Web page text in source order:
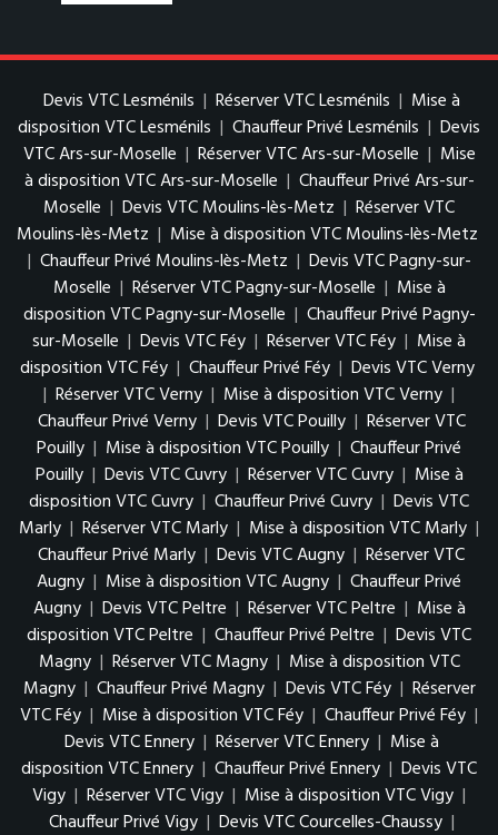
Devis VTC Lesménils | Réserver VTC Lesménils | Mise à
disposition VTC Lesménils | Chauffeur Privé Lesménils | Devis
VTC Ars-sur-Moselle | Réserver VTC Ars-sur-Moselle | Mise
à disposition VTC Ars-sur-Moselle | Chauffeur Privé Ars-sur-
Moselle | Devis VTC Moulins-lès-Metz | Réserver VTC
Moulins-lès-Metz | Mise à disposition VTC Moulins-lès-Metz
| Chauffeur Privé Moulins-lès-Metz | Devis VTC Pagny-sur-
Moselle | Réserver VTC Pagny-sur-Moselle | Mise à
disposition VTC Pagny-sur-Moselle | Chauffeur Privé Pagny-
sur-Moselle | Devis VTC Féy | Réserver VTC Féy | Mise à
disposition VTC Féy | Chauffeur Privé Féy | Devis VTC Verny
| Réserver VTC Verny | Mise à disposition VTC Verny |
Chauffeur Privé Verny | Devis VTC Pouilly | Réserver VTC
Pouilly | Mise à disposition VTC Pouilly | Chauffeur Privé
Pouilly | Devis VTC Cuvry | Réserver VTC Cuvry | Mise à
disposition VTC Cuvry | Chauffeur Privé Cuvry | Devis VTC
Marly | Réserver VTC Marly | Mise à disposition VTC Marly |
Chauffeur Privé Marly | Devis VTC Augny | Réserver VTC
Augny | Mise à disposition VTC Augny | Chauffeur Privé
Augny | Devis VTC Peltre | Réserver VTC Peltre | Mise à
disposition VTC Peltre | Chauffeur Privé Peltre | Devis VTC
Magny | Réserver VTC Magny | Mise à disposition VTC
Magny | Chauffeur Privé Magny | Devis VTC Féy | Réserver
VTC Féy | Mise à disposition VTC Féy | Chauffeur Privé Féy |
Devis VTC Ennery | Réserver VTC Ennery | Mise à
disposition VTC Ennery | Chauffeur Privé Ennery | Devis VTC
Vigy | Réserver VTC Vigy | Mise à disposition VTC Vigy |
Chauffeur Privé Vigy | Devis VTC Courcelles-Chaussy |